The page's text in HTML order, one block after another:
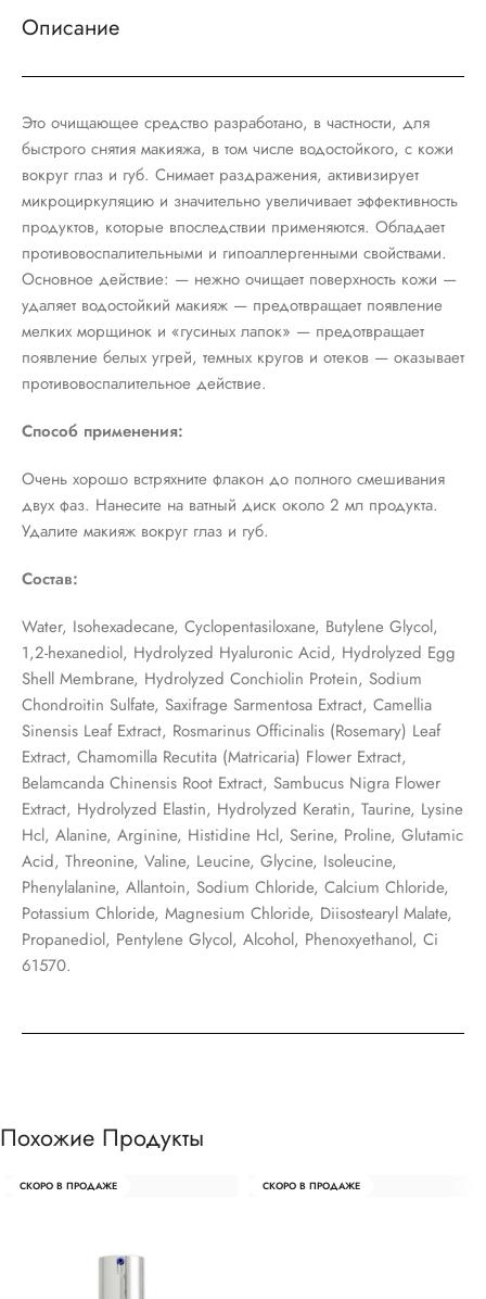
Описание
Это очищающее средство разработано, в частности, для
быстрого снятия макияжа, в том числе водостойкого, с кожи
вокруг глаз и губ. Снимает раздражения, активизирует
микроциркуляцию и значительно увеличивает эффективность
продуктов, которые впоследствии применяются. Обладает
противовоспалительными и гипоаллергенными свойствами.
Основное действие: — нежно очищает поверхность кожи —
удаляет водостойкий макияж — предотвращает появление
мелких морщинок и «гусиных лапок» — предотвращает
появление белых угрей, темных кругов и отеков — оказывает
противовоспалительное действие.
Способ применения:
Очень хорошо встряхните флакон до полного смешивания
двух фаз. Нанесите на ватный диск около 2 мл продукта.
Удалите макияж вокруг глаз и губ.
Состав:
Water, Isohexadecane, Cyclopentasiloxane, Butylene Glycol,
1,2-hexanediol, Hydrolyzed Hyaluronic Acid, Hydrolyzed Egg
Shell Membrane, Hydrolyzed Conchiolin Protein, Sodium
Chondroitin Sulfate, Saxifrage Sarmentosa Extract, Camellia
Sinensis Leaf Extract, Rosmarinus Officinalis (Rosemary) Leaf
Extract, Chamomilla Recutita (Matricaria) Flower Extract,
Belamcanda Chinensis Root Extract, Sambucus Nigra Flower
Extract, Hydrolyzed Elastin, Hydrolyzed Keratin, Taurine, Lysine
Hcl, Alanine, Arginine, Histidine Hcl, Serine, Proline, Glutamic
Acid, Threonine, Valine, Leucine, Glycine, Isoleucine,
Phenylalanine, Allantoin, Sodium Chloride, Calcium Chloride,
Potassium Chloride, Magnesium Chloride, Diisostearyl Malate,
Propanediol, Pentylene Glycol, Alcohol, Phenoxyethanol, Ci
61570.
Похожие Продукты
СКОРО В ПРОДАЖЕ СКОРО В ПРОДАЖЕ